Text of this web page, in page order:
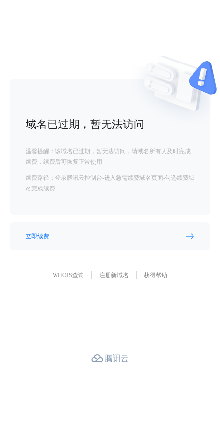
域名已过期，暂无法访问
温馨提醒：该域名已过期，暂无法访问，请域名所有人及时完成
续费，续费后可恢复正常使用
续费路径：登录腾讯云控制台-进入急需续费域名页面-勾选续费域
名完成续费
立即续费
WHOIS查询 注册新域名 获得帮助